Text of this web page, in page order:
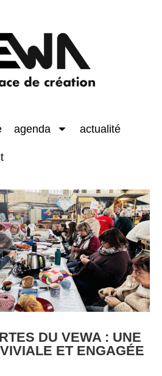
agenda actualité
DU VEWA : UNE
ET ENGAGÉE